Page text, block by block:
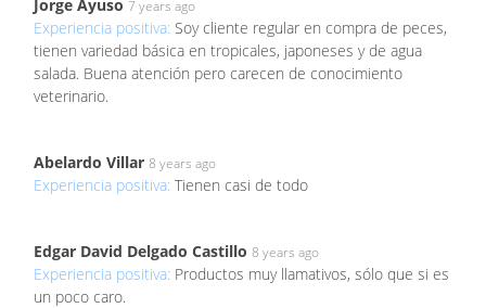
Jorge Ayuso 7 years ago
Experiencia positiva: Soy cliente regular en compra de peces,
tienen variedad básica en tropicales, japoneses y de agua
salada. Buena atención pero carecen de conocimiento
veterinario.
Abelardo Villar 8 years ago
Experiencia positiva: Tienen casi de todo
Edgar David Delgado Castillo 8 years ago
Experiencia positiva: Productos muy llamativos, sólo que si es
un poco caro.